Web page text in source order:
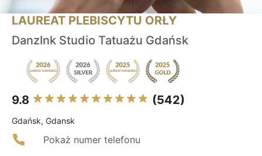
LAUREAT PLEBISCYTU ORŁY
DanzInk Studio Tatuażu Gdańsk
9.8 (542)
Gdańsk, Gdansk
Pokaż numer telefonu